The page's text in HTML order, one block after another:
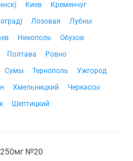
Киев
Кременчуг
Лозовая
Лубны
Никополь
Обухов
Полтава
Ровно
Сумы Тернополь
Ужгород
Хмельницкий
Черкассы
Шептицкий
№20